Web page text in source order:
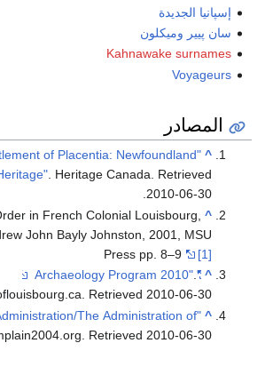
إسپانيا الجديدة
سان پيير وميكلون
Kahnawake surnames
Voyageurs
المصادر
^
of Placentia: Newfoundland
. Heritage Canada. Retrieved
2010-06-30
.
^
in French Colonial Louisbourg,
John Bayly Johnston, 2001, MSU
Press pp. 8–9
[1]
^
"Archaeology Program 2010"
.
. Retrieved 2010-06-30
^
The Administration of
. Retrieved 2010-06-30